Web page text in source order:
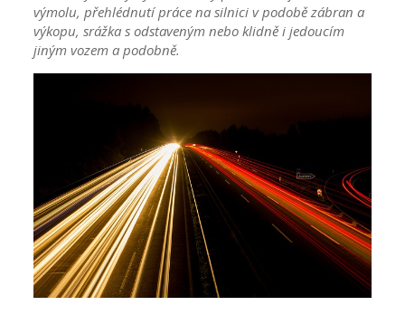
výmolu, přehlédnutí práce na silnici v podobě zábran a
výkopu, srážka s odstaveným nebo klidně i jedoucím
jiným vozem a podobně.